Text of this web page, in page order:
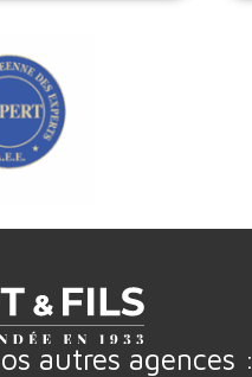
autres agences :